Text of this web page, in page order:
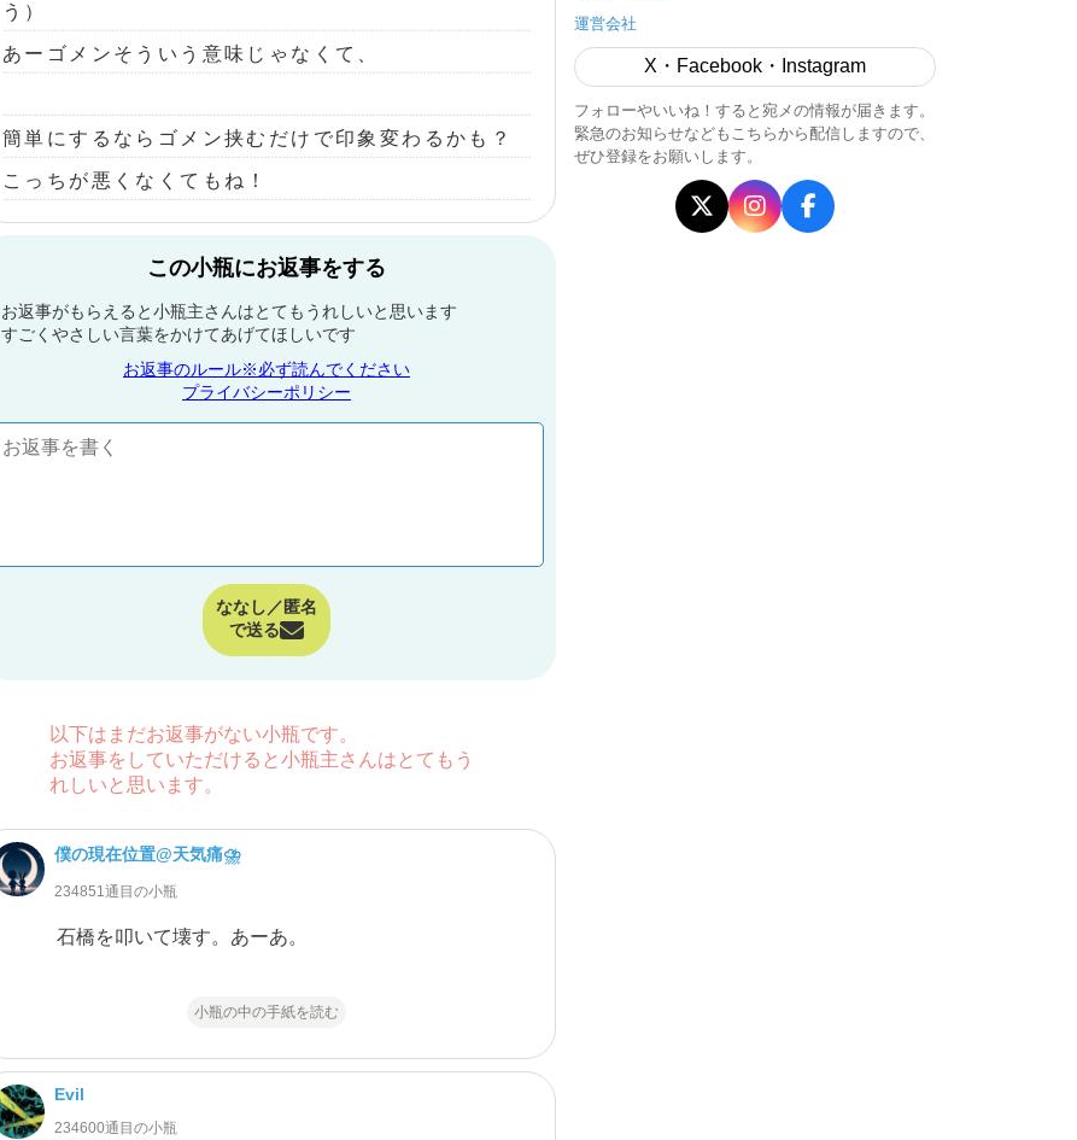
う）
あーゴメンそういう意味じゃなくて、
簡単にするならゴメン挟むだけで印象変わるかも？
こっちが悪くなくてもね！
この小瓶にお返事をする
お返事がもらえると小瓶主さんはとてもうれしいと思います
すごくやさしい言葉をかけてあげてほしいです
お返事のルール※必ず読んでください
プライバシーポリシー
ななし／匿名
で送る
以下はまだお返事がない小瓶です。
お返事をしていただけると小瓶主さんはとてもう
れしいと思います。
僕の現在位置@天気痛⛈
234851通目の小瓶
石橋を叩いて壊す。あーあ。
小瓶の中の手紙を読む
Evil
234600通目の小瓶
運営会社
X・Facebook・Instagram
フォローやいいね！すると宛メの情報が届きます。
緊急のお知らせなどもこちらから配信しますので、
ぜひ登録をお願いします。